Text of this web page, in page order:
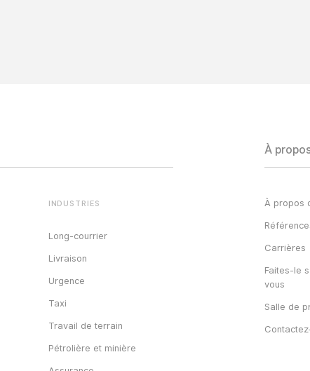
INDUSTRIES
Long-courrier
Livraison
Urgence
Taxi
Travail de terrain
Pétrolière et minière
À
À propos
Carrières
Faites-le
vous
Salle de